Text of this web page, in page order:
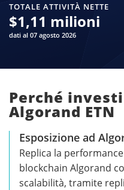
TOTALE ATTIVITÀ NETTE
$1,11 milioni
dati al 07 agosto 2026
Perché
Algorand ETN
Esposizione ad
Replica la
blockchain Algorand
scalabilità, tramite